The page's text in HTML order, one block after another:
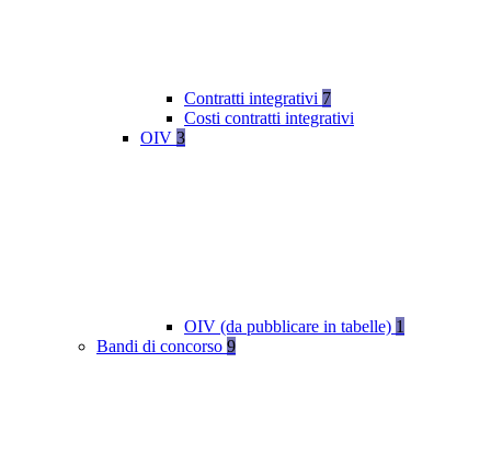
Contratti integrativi 7
Costi contratti integrativi
OIV 3
OIV (da pubblicare in tabelle) 1
Bandi di concorso 9